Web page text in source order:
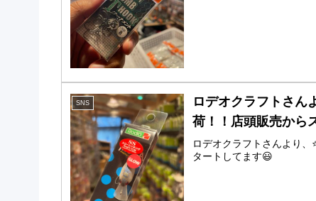
SNS
ロデオクラフトさん
荷！！店頭販売から
ロデオクラフトさんより、
タートしてます😃